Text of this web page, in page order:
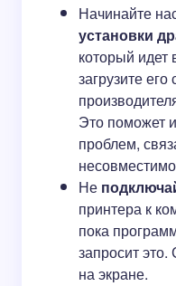
Начинайте
установки
который идет
загрузите
Это поможет
проблем,
Не
принтера к
пока
запросит
на экране.